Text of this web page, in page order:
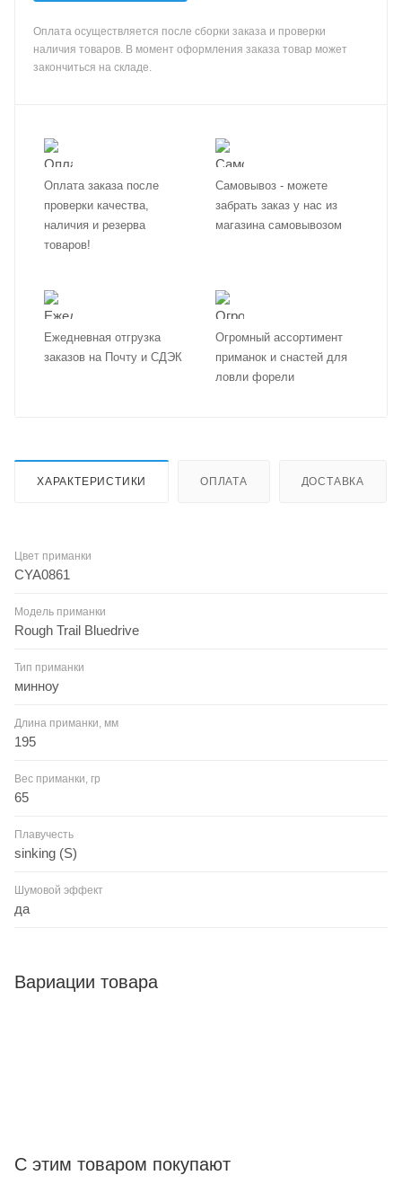
Оплата осуществляется после сборки заказа и проверки
наличия товаров. В момент оформления заказа товар может
закончиться на складе.
Оплата заказа после
проверки качества,
наличия и резерва
товаров!
Самовывоз - можете
забрать заказ у нас из
магазина самовывозом
Ежедневная отгрузка
заказов на Почту и СДЭК
Огромный ассортимент
приманок и снастей для
ловли форели
ХАРАКТЕРИСТИКИ ОПЛАТА ДОСТАВКА
Цвет приманки
CYA0861
Модель приманки
Rough Trail Bluedrive
Тип приманки
минноу
Длина приманки, мм
195
Вес приманки, гр
65
Плавучесть
sinking (S)
Шумовой эффект
да
Вариации товара
С этим товаром покупают